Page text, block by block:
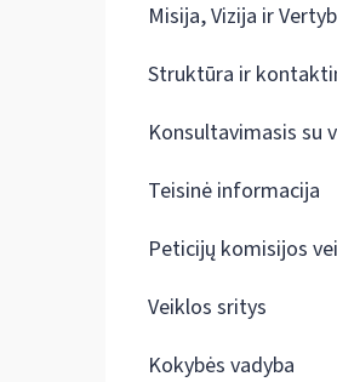
Misija, Vizija ir
Struktūra ir
Konsultavimasis su
Teisinė informacija
Peticijų komisijos
Veiklos sritys
Kokybės vadyba